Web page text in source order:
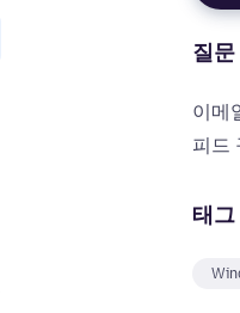
질
이메
피드
태그